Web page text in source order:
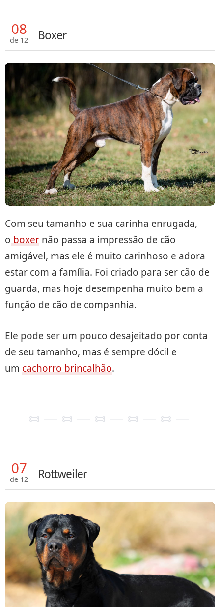
08
de 12 Boxer
Com seu tamanho e sua carinha enrugada,
o boxer não passa a impressão de cão
amigável, mas ele é muito carinhoso e adora
estar com a família. Foi criado para ser cão de
guarda, mas hoje desempenha muito bem a
função de cão de companhia.
Ele pode ser um pouco desajeitado por conta
de seu tamanho, mas é sempre dócil e
um cachorro brincalhão.
07
de 12 Rottweiler